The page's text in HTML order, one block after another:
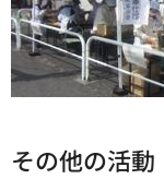
その他の活動